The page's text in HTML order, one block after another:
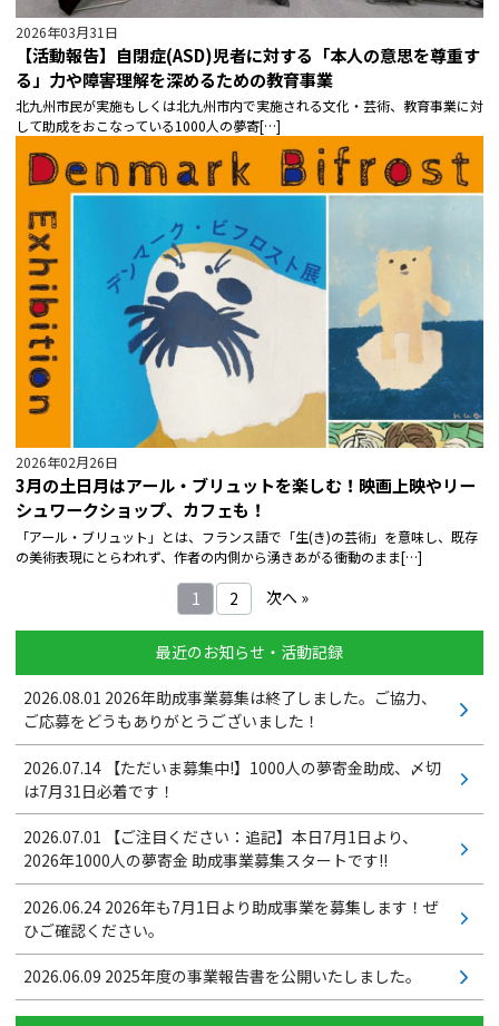
2026年03月31日
【活動報告】自閉症(ASD)児者に対する「本人の意思を尊重す
る」力や障害理解を深めるための教育事業
北九州市民が実施もしくは北九州市内で実施される文化・芸術、教育事業に対
して助成をおこなっている1000人の夢寄[…]
2026年02月26日
3月の土日月はアール・ブリュットを楽しむ！映画上映やリー
シュワークショップ、カフェも！
「アール・ブリュット」とは、フランス語で「生(き)の芸術」を意味し、既存
の美術表現にとらわれず、作者の内側から湧きあがる衝動のまま[…]
1 2 次へ »
最近のお知らせ・活動記録
2026.08.01 2026年助成事業募集は終了しました。ご協力、
ご応募をどうもありがとうございました！
2026.07.14 【ただいま募集中!】1000人の夢寄金助成、〆切
は7月31日必着です！
2026.07.01 【ご注目ください：追記】本日7月1日より、
2026年1000人の夢寄金 助成事業募集スタートです!!
2026.06.24 2026年も7月1日より助成事業を募集します！ぜ
ひご確認ください。
2026.06.09 2025年度の事業報告書を公開いたしました。